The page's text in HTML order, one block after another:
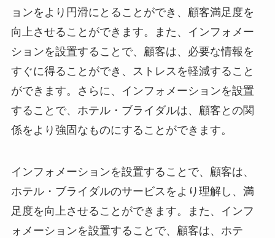
ョンをより円滑にとることができ、顧客満足度を
向上させることができます。
また、インフォメー
ションを設置することで、顧客は、必要な情報を
すぐに得ることができ、ストレスを軽減すること
ができます。さらに、インフォメーションを設置
することで、ホテル・ブライダルは、顧客との関
係をより強固なものにすることができます。
インフォメーションを設置することで、顧客は、
ホテル・ブライダルのサービスをより理解し、満
足度を向上させることができます。
また、インフ
ォメーションを設置することで、顧客は、ホテ